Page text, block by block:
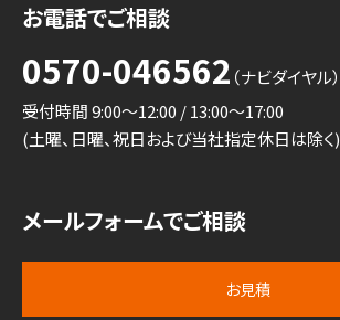
お電話でご相談
0570-046562 （ナビダイヤル）
受付時間 9:00～12:00 / 13:00～17:00
(土曜、日曜、祝日および当社指定休日は除く)
メールフォームでご相談
お見積